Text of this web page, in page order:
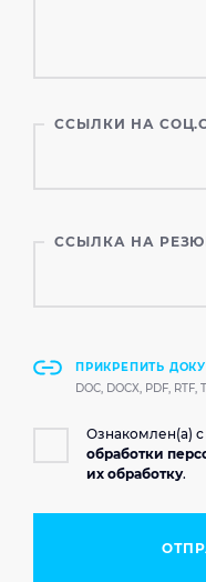
ССЫЛКИ НА
ССЫЛКА НА
ПРИКРЕПИТЬ
DOC, DOCX, PDF, RTF,
Ознакомлен(а) с
обработки
их обработку.